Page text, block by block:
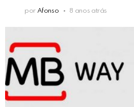
por Afonso 8 anos atrás